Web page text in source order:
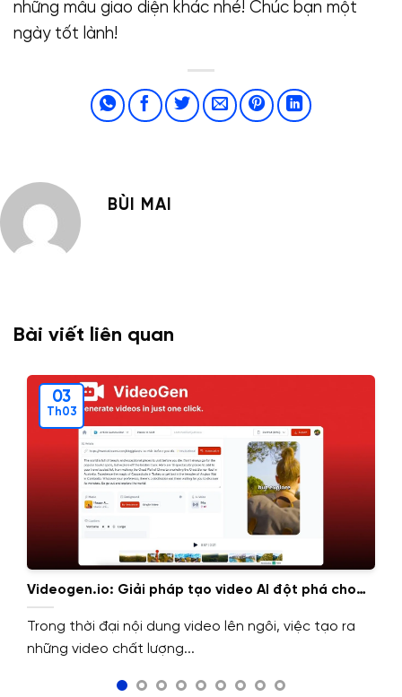
những mẫu giao diện khác nhé! Chúc bạn một
ngày tốt lành!
BÙI MAI
Bài viết liên quan
Videogen.io: Giải pháp tạo video AI đột phá cho
mọi nhu cầu
Trong thời đại nội dung video lên ngôi, việc tạo ra
những video chất lượng...
03
Th03